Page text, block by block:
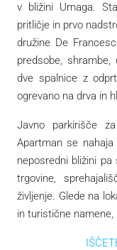
v bližini Umaga.
pritličje in prvo
družine De
predsobe,
dve spalnice z
ogrevano na drva in
Javno parkirišče
Apartman se
neposredni bližini pa
trgovine,
življenje. Glede na
in turistične namene,